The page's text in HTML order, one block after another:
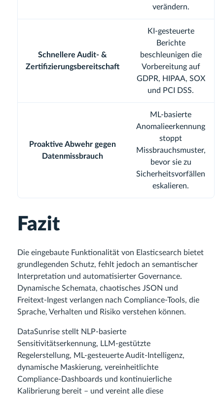
verändern.
Schnellere Audit- &
Zertifizierungsbereitschaft
KI-gesteuerte
Berichte
beschleunigen die
Vorbereitung auf
GDPR, HIPAA, SOX
und PCI DSS.
Proaktive Abwehr gegen
Datenmissbrauch
ML-basierte
Anomalieerkennung
stoppt
Missbrauchsmuster,
bevor sie zu
Sicherheitsvorfällen
eskalieren.
Fazit
Die eingebaute Funktionalität von Elasticsearch bietet
grundlegenden Schutz, fehlt jedoch an semantischer
Interpretation und automatisierter Governance.
Dynamische Schemata, chaotisches JSON und
Freitext-Ingest verlangen nach Compliance-Tools, die
Sprache, Verhalten und Risiko verstehen können.
DataSunrise stellt NLP-basierte
Sensitivitätserkennung, LLM-gestützte
Regelerstellung, ML-gesteuerte Audit-Intelligenz,
dynamische Maskierung, vereinheitlichte
Compliance-Dashboards und kontinuierliche
Kalibrierung bereit – und vereint alle diese